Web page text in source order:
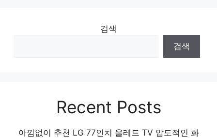
놓칠 수 없는 이번 특가! 인기 상품 추천 제품
검색
검색
Recent Posts
아낌없이 추천 LG 77인치 올레드 TV 압도적인 화